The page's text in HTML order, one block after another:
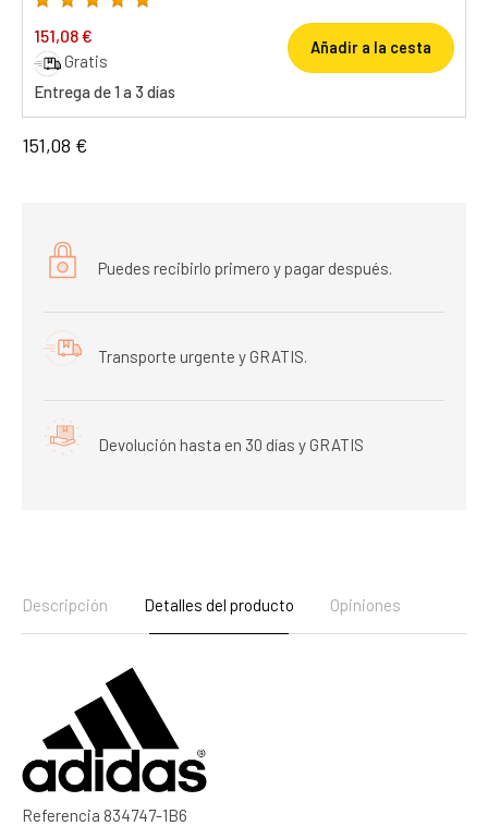
151,08 €
Gratis
Entrega de 1 a 3 días
Añadir a la cesta
151,08 €
Puedes recibirlo primero y pagar después.
Transporte urgente y GRATIS.
Devolución hasta en 30 días y GRATIS
Descripción Detalles del producto Opiniones
Referencia 834747-1B6